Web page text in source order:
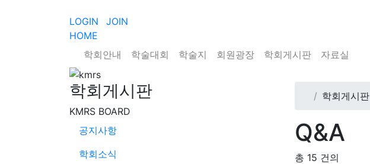
LOGIN
JOIN
HOME
학회안내
학술대회 학술지 회원광장 학회게시판 자료실
학회게시판
Q&A
총 15 건의
학회게시판
KMRS BOARD
공지사항
학회소식